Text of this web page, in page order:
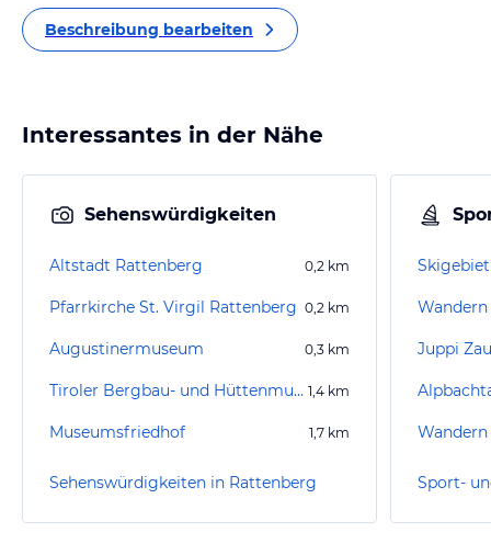
Beschreibung bearbeiten
Interessantes in der Nähe
Sehenswürdigkeiten
Altstadt Rattenberg 0,2 km
Pfarrkirche St. Virgil Rattenberg 0,2 km
Augustinermuseum 0,3 km
Tiroler Bergbau- und Hüttenmuseum 1,4 km
Museumsfriedhof 1,7 km
Sehenswürdigkeiten in Rattenberg
Juppi